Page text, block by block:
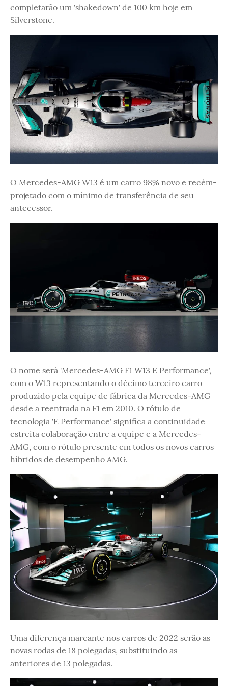
completarão um 'shakedown' de 100 km hoje em
Silverstone.
O Mercedes-AMG W13 é um carro 98% novo e recém-
projetado com o mínimo de transferência de seu
antecessor.
O nome será 'Mercedes-AMG F1 W13 E Performance',
com o W13 representando o décimo terceiro carro
produzido pela equipe de fábrica da Mercedes-AMG
desde a reentrada na F1 em 2010. O rótulo de
tecnologia 'E Performance' significa a continuidade
estreita colaboração entre a equipe e a Mercedes-
AMG, com o rótulo presente em todos os novos carros
híbridos de desempenho AMG.
Uma diferença marcante nos carros de 2022 serão as
novas rodas de 18 polegadas, substituindo as
anteriores de 13 polegadas.